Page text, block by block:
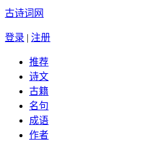
古诗词网
登录 | 注册
推荐
诗文
古籍
名句
成语
作者